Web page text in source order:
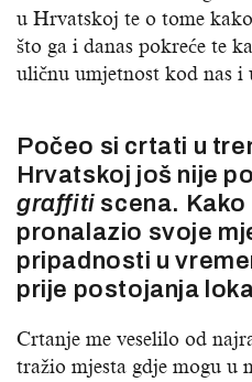
u Hrvatskoj te o tome
što ga i danas pokreće te
uličnu umjetnost kod nas i
Počeo si crtati u
Hrvatskoj još nije
graffiti scena. Kako
pronalazio svoje
pripadnosti u
prije postojanja
Crtanje me veselilo od
tražio mjesta gdje mogu u